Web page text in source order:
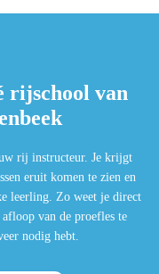
rijschool van
rij instructeur. Je krijgt
eruit komen te zien en
leerling. Zo weet je direct
van de proefles te
nodig hebt.